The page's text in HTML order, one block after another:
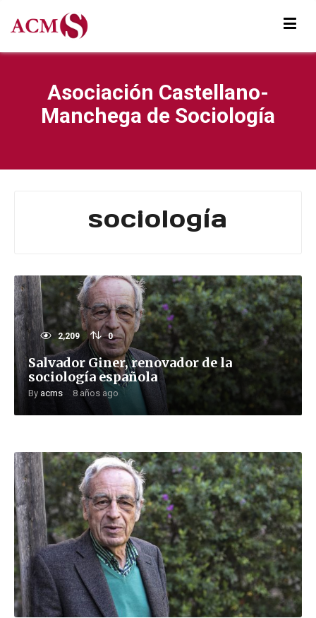
Asociación Castellano-
Manchega de Sociología
sociología
2,209 0
Salvador Giner, renovador de la
sociología española
Byacms 8 años ago